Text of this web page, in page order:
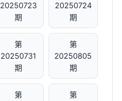
20250723
期
20250724
期
第
20250731
期
第
20250805
期
第
第